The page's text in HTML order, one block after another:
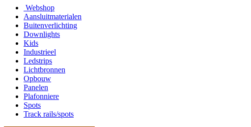
Webshop
Aansluitmaterialen
Buitenverlichting
Downlights
Kids
Industrieel
Ledstrips
Lichtbronnen
Opbouw
Panelen
Plafonniere
Spots
Track rails/spots